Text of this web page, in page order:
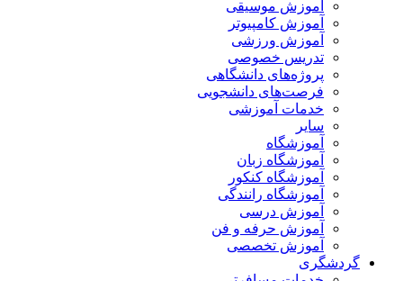
آموزش موسیقی
آموزش کامپیوتر
آموزش ورزشی
تدریس خصوصی
پروژه‌های دانشگاهی
فرصت‌های دانشجویی
خدمات آموزشی
سایر
آموزشگاه
آموزشگاه زبان
آموزشگاه کنکور
آموزشگاه رانندگی
آموزش درسی
آموزش حرفه و فن
آموزش تخصصی
گردشگری